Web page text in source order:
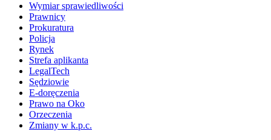
Wymiar sprawiedliwości
Prawnicy
Prokuratura
Policja
Rynek
Strefa aplikanta
LegalTech
Sędziowie
E-doręczenia
Prawo na Oko
Orzeczenia
Zmiany w k.p.c.